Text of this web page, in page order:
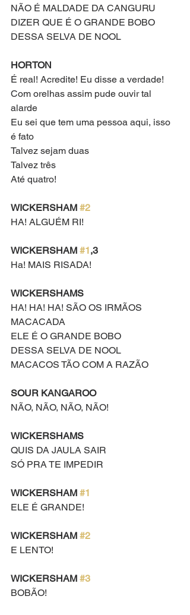
NÃO É MALDADE DA CANGURU
DIZER QUE É O GRANDE BOBO
DESSA SELVA DE NOOL
HORTON
É real! Acredite! Eu disse a verdade!
Com orelhas assim pude ouvir tal
alarde
Eu sei que tem uma pessoa aqui, isso
é fato
Talvez sejam duas
Talvez três
Até quatro!
WICKERSHAM #2
HA! ALGUÉM RI!
WICKERSHAM #1,3
Ha! MAIS RISADA!
WICKERSHAMS
HA! HA! HA! SÃO OS IRMÃOS
MACACADA
ELE É O GRANDE BOBO
DESSA SELVA DE NOOL
MACACOS TÃO COM A RAZÃO
SOUR KANGAROO
NÃO, NÃO, NÃO, NÃO!
WICKERSHAMS
QUIS DA JAULA SAIR
SÓ PRA TE IMPEDIR
WICKERSHAM #1
ELE É GRANDE!
WICKERSHAM #2
E LENTO!
WICKERSHAM #3
BOBÃO!